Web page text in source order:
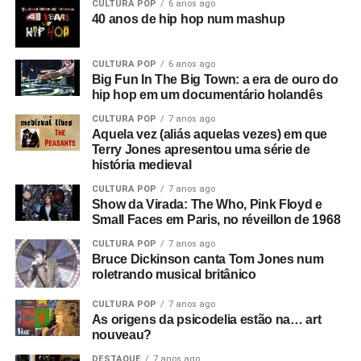
certa forma também na trilha nacional deUma onda no ar
já queGibi, Ramones e Motörhead, da banda punk
paulista Devotos de Nossa Senhora – liderada pelo VJ
Luiz Thunderbird – estava lá. O Devotos era uma
contratação do selo de Mayrton, Radical.
Adolf Hitler misturados com Anderton falando sobre
campos de trabalho forçado em uma entrevista que ele
deu a Tony Wilson, curiosamente
era apresentador de talk shows na TV)
como: “Eles serão obrigados a trabalhar como nunca
trabalharam antes”, e isso leva a uma montagem de
anúncios e cenas de ruas do centro de Manchester. Este
é o consumismo – o novo fascismo! Nesse ponto, era
algo local, mas dava a sensação de que algo muito ruim
estava acontecendo e que se tornaria maior.
Então você tem essa coisa de lei e ordem, esse fascismo
corporativo, e aí eu corto para a banda na sala de ensaio.
Parece ótimo, bem underground. Sabe, underground no
sentido político, tipo a resistência francesa. Mas esse era
tudo isso lá fora.
CULTURA POP 6 anos ago
40 anos de hip hop num mashup
CULTURA POP 6 anos ago
Big Fun In The Big Town: a era de ouro do
hip hop em um documentário holandês
CULTURA POP 7 anos ago
Aquela vez (aliás aquelas vezes) em que
Terry Jones apresentou uma série de
história medieval
CULTURA POP 7 anos ago
Show da Virada: The Who, Pink Floyd e
Small Faces em Paris, no réveillon de 1968
CULTURA POP 7 anos ago
Bruce Dickinson canta Tom Jones num
roletrando musical britânico
CULTURA POP 7 anos ago
As origens da psicodelia estão na… art
nouveau?
DESTAQUE 7 anos ago